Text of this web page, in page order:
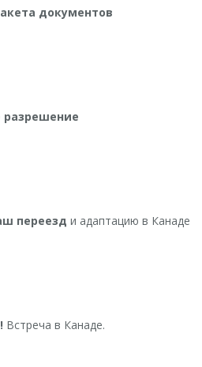
документов
разрешение
переезд и адаптацию в Канаде
Встреча в Канаде.